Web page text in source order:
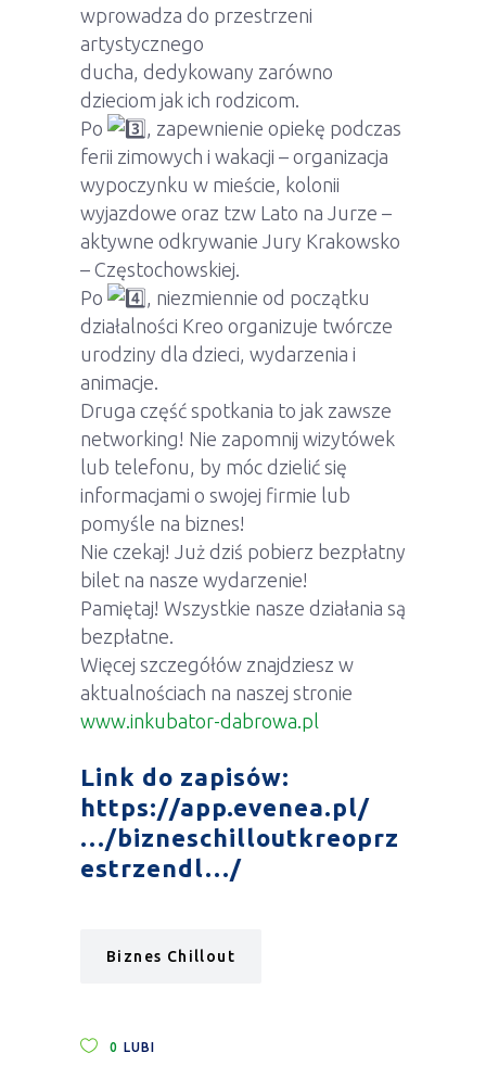
wprowadza do przestrzeni
artystycznego
ducha, dedykowany zarówno
dzieciom jak ich rodzicom.
Po
, zapewnienie opiekę podczas
ferii zimowych i wakacji – organizacja
wypoczynku w mieście, kolonii
wyjazdowe oraz tzw Lato na Jurze –
aktywne odkrywanie Jury Krakowsko
– Częstochowskiej.
Po
, niezmiennie od początku
działalności Kreo organizuje twórcze
urodziny dla dzieci, wydarzenia i
animacje.
Druga część spotkania to jak zawsze
networking! Nie zapomnij wizytówek
lub telefonu, by móc dzielić się
informacjami o swojej firmie lub
pomyśle na biznes!
Nie czekaj! Już dziś pobierz bezpłatny
bilet na nasze wydarzenie!
Pamiętaj! Wszystkie nasze działania są
bezpłatne.
Więcej szczegółów znajdziesz w
aktualnościach na naszej stronie
www.inkubator-dabrowa.pl
Link do zapisów:
https://app.evenea.pl/
…/bizneschilloutkreoprz
estrzendl…/
Biznes Chillout
0 LUBI